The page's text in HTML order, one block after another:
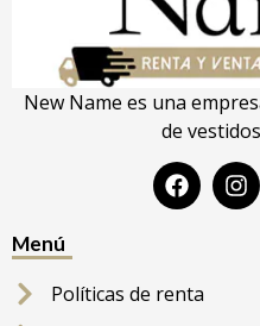
New Name es una
de
Menú
Políticas de renta